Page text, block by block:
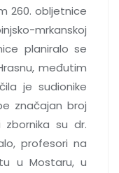
260. obljetnice
mrkanskoj
planiralo se
međutim
je sudionike
značajan broj
zbornika su dr.
profesori na
u Mostaru, u